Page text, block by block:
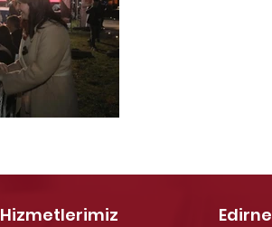
Hizmetlerimiz Edirne